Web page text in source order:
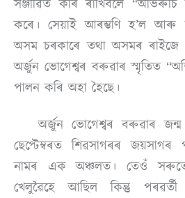
সঞ্জীৱিত কৰি ৰাখিবলৈ “অভিৰুচি
কৰে। সেয়াই আৰম্ভণি হ’ল আৰু
অসম চৰকাৰে তথা অসমৰ ৰাইজে
অৰ্জুন ভোগেশ্বৰ বৰুৱাৰ স্মৃতিত
পালন কৰি অহা হৈছে।
অৰ্জুন ভোগেশ্বৰ বৰুৱাৰ
ছেপ্টেম্বৰত শিৱসাগৰৰ
নামৰ এক অঞ্চলত। তেওঁ
খেলুৱৈহে আছিল কিন্তু